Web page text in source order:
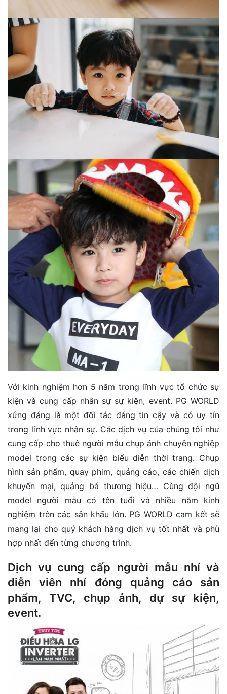
Với kinh nghiệm hơn 5 năm trong lĩnh vực tổ chức sự
kiện và cung cấp nhân sự sự kiện, event. PG WORLD
xứng đáng là một đối tác đáng tin cậy và có uy tín
trong lĩnh vực nhân sự. Các dịch vụ của chúng tôi như
cung cấp cho thuê người mẫu chụp ảnh chuyên nghiệp
model trong các sự kiện biểu diễn thời trang. Chụp
hình sản phẩm, quay phim, quảng cáo, các chiến dịch
khuyến mại, quảng bá thương hiệu… Cùng đội ngũ
model người mẫu có tên tuổi và nhiều năm kinh
nghiệm trên các sân khấu lớn. PG WORLD cam kết sẽ
mang lại cho quý khách hàng dịch vụ tốt nhất và phù
hợp nhất đến từng chương trình.
Dịch vụ cung cấp người mẫu nhí và
diễn viên nhí đóng quảng cáo sản
phẩm, TVC, chụp ảnh, dự sự kiện,
event.